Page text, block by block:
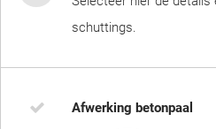
schuttings.
Afwerking betonpaal